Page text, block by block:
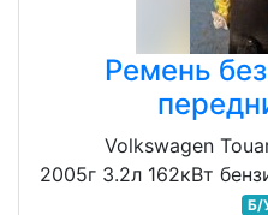
Ремень
Volkswagen
2005г 3.2л 162кВт
Б/